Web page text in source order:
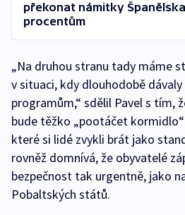
překonat námitky
procentům
„Na druhou stranu tady máme
v situaci, kdy dlouhodobě
programům,“ sdělil Pavel s tím,
bude těžko „pootáčet
které si lidé zvykli brát jako
rovněž domnívá, že obyvatelé
bezpečnost tak urgentně, jako
Pobaltských států.